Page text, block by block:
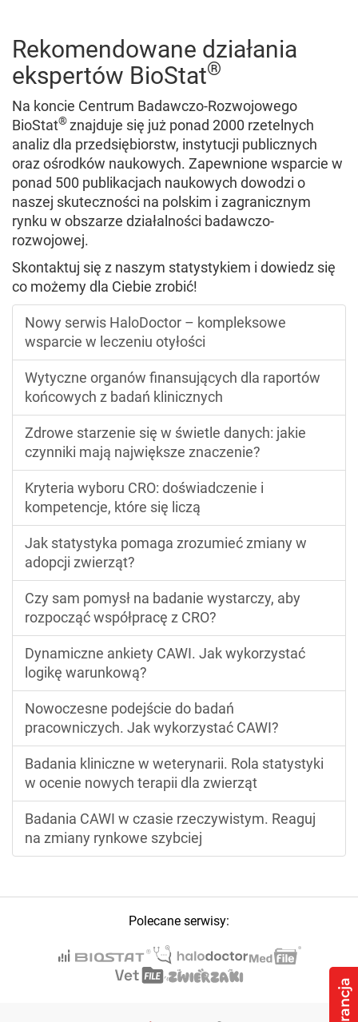
Rekomendowane działania
ekspertów BioStat®
Na koncie Centrum Badawczo-Rozwojowego
BioStat®znajduje się już ponad 2000 rzetelnych
analiz dla przedsiębiorstw, instytucji publicznych
oraz ośrodków naukowych. Zapewnione wsparcie w
ponad 500 publikacjach naukowych dowodzi o
naszej skuteczności na polskim i zagranicznym
rynku w obszarze działalności badawczo-
rozwojowej.
Skontaktuj się z naszym statystykiem i dowiedz się
co możemy dla Ciebie zrobić!
Nowy serwis HaloDoctor – kompleksowe
wsparcie w leczeniu otyłości
Wytyczne organów finansujących dla raportów
końcowych z badań klinicznych
Zdrowe starzenie się w świetle danych: jakie
czynniki mają największe znaczenie?
Kryteria wyboru CRO: doświadczenie i
kompetencje, które się liczą
Jak statystyka pomaga zrozumieć zmiany w
adopcji zwierząt?
Czy sam pomysł na badanie wystarczy, aby
rozpocząć współpracę z CRO?
Dynamiczne ankiety CAWI. Jak wykorzystać
logikę warunkową?
Nowoczesne podejście do badań
pracowniczych. Jak wykorzystać CAWI?
Badania kliniczne w weterynarii. Rola statystyki
w ocenie nowych terapii dla zwierząt
Badania CAWI w czasie rzeczywistym. Reaguj
na zmiany rynkowe szybciej
Polecane serwisy: